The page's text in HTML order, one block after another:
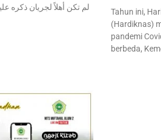
لم تكن أهلاً لجريان ذكره
Tahun ini,
(Hardiknas)
pandemi
berbeda,